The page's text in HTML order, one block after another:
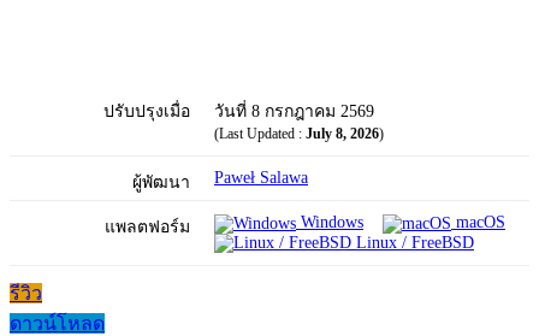
ปรับปรุงเมื่อ วันที่ 8 กรกฎาคม 2569
(Last Updated : July 8, 2026)
ผู้พัฒนา Paweł Salawa
แพลตฟอร์ม Windows
macOS
Linux / FreeBSD
รีวิว
ดาวน์โหลด